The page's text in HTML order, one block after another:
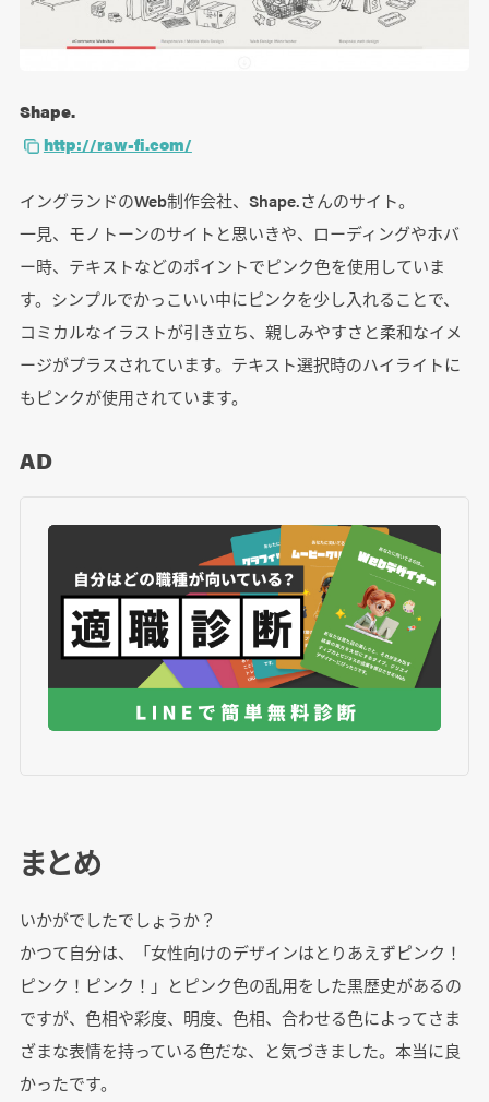
Shape.
http://raw-fi.com/
イングランドのWeb制作会社、Shape.さんのサイト。
一見、モノトーンのサイトと思いきや、ローディングやホバ
ー時、テキストなどのポイントでピンク色を使用していま
す。シンプルでかっこいい中にピンクを少し入れることで、
コミカルなイラストが引き立ち、親しみやすさと柔和なイメ
ージがプラスされています。テキスト選択時のハイライトに
もピンクが使用されています。
AD
まとめ
いかがでしたでしょうか？
かつて自分は、「女性向けのデザインはとりあえずピンク！
ピンク！ピンク！」とピンク色の乱用をした黒歴史があるの
ですが、色相や彩度、明度、色相、合わせる色によってさま
ざまな表情を持っている色だな、と気づきました。本当に良
かったです。